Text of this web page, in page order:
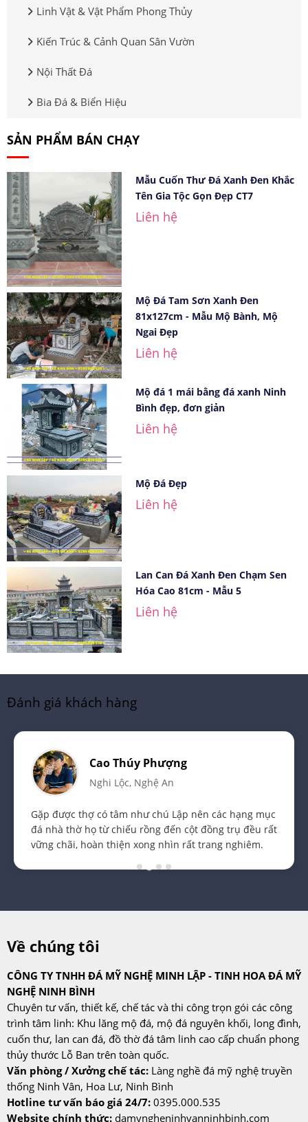
Linh Vật & Vật Phẩm Phong Thủy
Kiến Trúc & Cảnh Quan Sân Vườn
Nội Thất Đá
Bia Đá & Biển Hiệu
SẢN PHẨM BÁN CHẠY
Mẫu Cuốn Thư Đá Xanh Đen Khắc
Tên Gia Tộc Gọn Đẹp CT7
Liên hệ
Mộ Đá Tam Sơn Xanh Đen
81x127cm - Mẫu Mộ Bành, Mộ
Ngai Đẹp
Liên hệ
Mộ đá 1 mái bằng đá xanh Ninh
Bình đẹp, đơn giản
Liên hệ
Mộ Đá Đẹp
Liên hệ
Lan Can Đá Xanh Đen Chạm Sen
Hóa Cao 81cm - Mẫu 5
Liên hệ
Đánh giá khách hàng
Cao Thúy Phượng
Nghi Lộc, Nghệ An
Gặp được thợ có tâm như chú Lập nên các hạng mục
đá nhà thờ họ từ chiếu rồng đến cột đồng trụ đều rất
vững chãi, hoàn thiện xong nhìn rất trang nghiêm.
Về chúng tôi
CÔNG TY TNHH ĐÁ MỸ NGHỆ MINH LẬP - TINH HOA ĐÁ MỸ
NGHỆ NINH BÌNH
Chuyên tư vấn, thiết kế, chế tác và thi công trọn gói các công
trình tâm linh: Khu lăng mộ đá, mộ đá nguyên khối, long đình,
cuốn thư, lan can đá, đồ thờ đá tâm linh cao cấp chuẩn phong
thủy thước Lỗ Ban trên toàn quốc.
Văn phòng / Xưởng chế tác: Làng nghề đá mỹ nghệ truyền
thống Ninh Vân, Hoa Lư, Ninh Bình
Hotline tư vấn báo giá 24/7: 0395.000.535
Website chính thức: damyngheninhvanninhbinh.com